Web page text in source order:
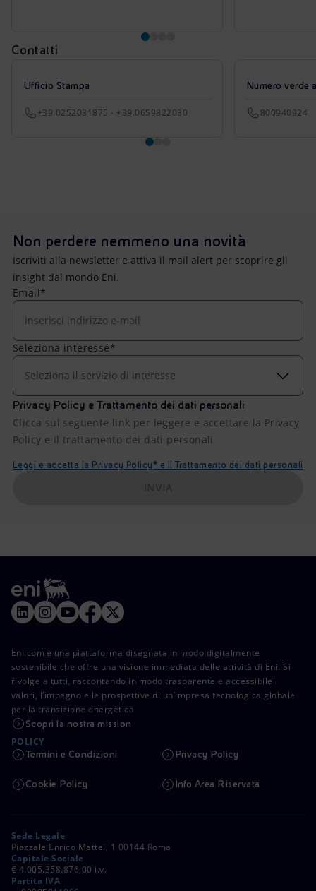
Contatti
Ufficio Stampa
+39.0252031875 - +39.0659822030
Numero verde
800940924
Non perdere nemmeno una novità
Iscriviti alla newsletter e attiva il mail alert per scoprire gli
insight dal mondo Eni.
Email*
Seleziona interesse*
Seleziona il servizio di interesse
Privacy Policy e Trattamento dei dati personali
Clicca sul seguente link per leggere e accettare la Privacy
Policy e il trattamento dei dati personali
Leggi e accetta la Privacy Policy* e il Trattamento dei dati personali
Eni.com è una piattaforma disegnata in modo digitalmente
sostenibile che offre una visione immediata delle attività di Eni. Si
rivolge a tutti, raccontando in modo trasparente e accessibile i
valori, l’impegno e le prospettive di un’impresa tecnologica globale
per la transizione energetica.
Scopri la nostra mission
POLICY
Termini e Condizioni Privacy Policy
Cookie Policy Info Area Riservata
Sede Legale
Piazzale Enrico Mattei, 1 00144 Roma
Capitale Sociale
€ 4.005.358.876,00 i.v.
Partita IVA